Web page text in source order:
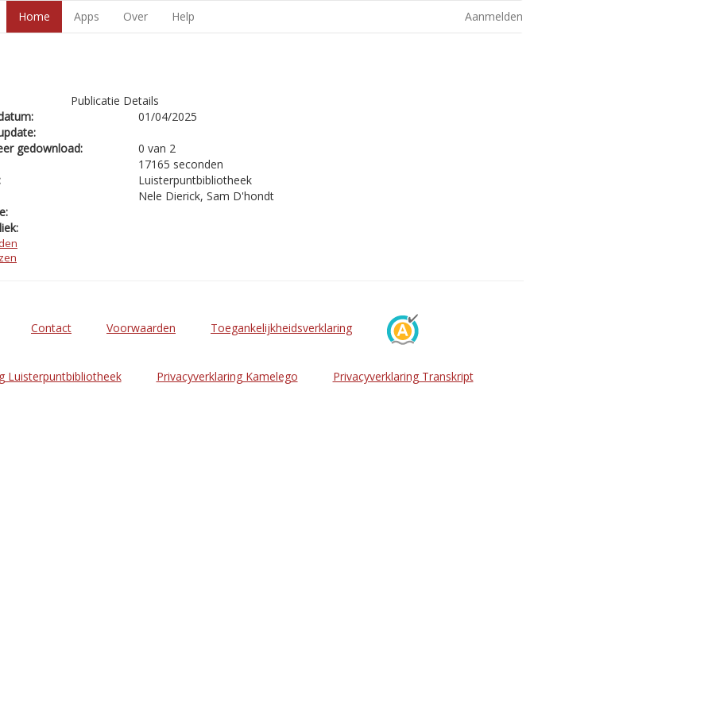
Home Apps Over Help Aanmelden
Publicatie Details
01/04/2025
gedownload:
0 van 2
17165 seconden
Luisterpuntbibliotheek
Nele Dierick, Sam D'hondt
Contact Voorwaarden Toegankelijkheidsverklaring
Luisterpuntbibliotheek Privacyverklaring Kamelego Privacyverklaring Transkript